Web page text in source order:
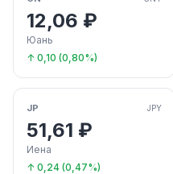
12,06 ₽
Юань
↑ 0,10 (0,80%)
JP JPY
51,61 ₽
Иена
↑ 0,24 (0,47%)